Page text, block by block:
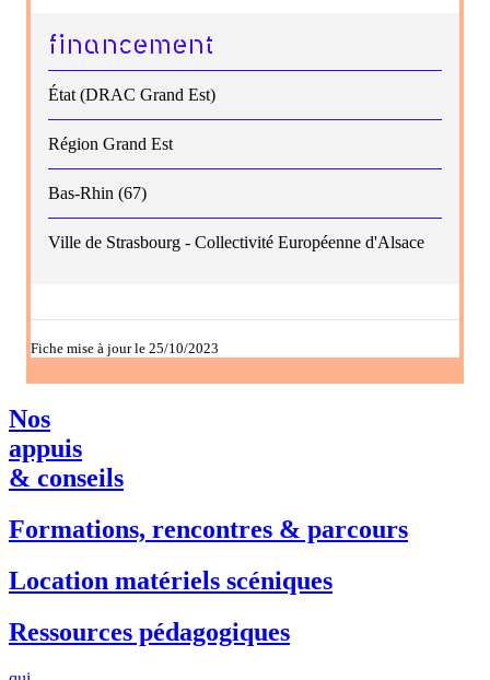
financement
État (DRAC Grand Est)
Région Grand Est
Bas-Rhin (67)
Ville de Strasbourg - Collectivité Européenne d'Alsace
Fiche mise à jour le 25/10/2023
Nos
appuis
& conseils
Formations, rencontres & parcours
Location matériels scéniques
Ressources pédagogiques